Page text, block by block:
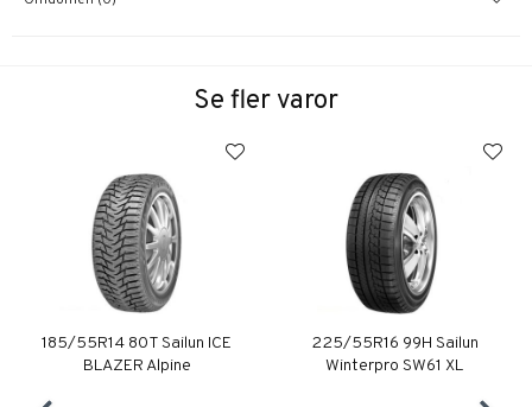
Se fler varor
185/55R14 80T Sailun ICE
BLAZER Alpine
225/55R16 99H Sailun
Winterpro SW61 XL